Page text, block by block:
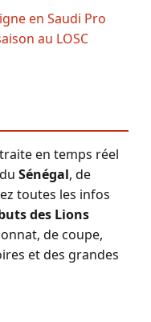
en Saudi Pro
au LOSC
en temps réel
Sénégal, de
toutes les infos
des Lions
de coupe,
et des grandes